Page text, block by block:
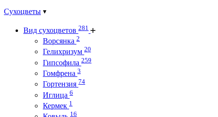
Сухоцветы
Вид сухоцветов 281
Ворсянка 2
Гелихризум 20
Гипсофила 259
Гомфрена 3
Гортензия 74
Иглица 6
Кермек 1
16